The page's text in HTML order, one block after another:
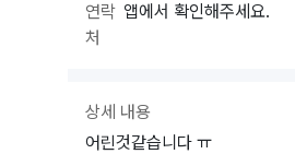
연락
처
앱에서 확인해주세요.
상세 내용
어린것같습니다 ㅠ